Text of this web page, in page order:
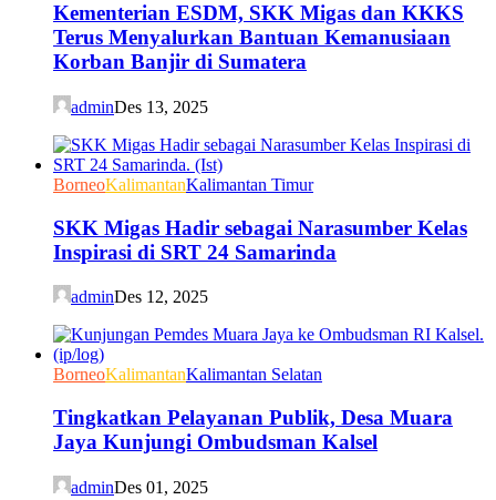
Kementerian ESDM, SKK Migas dan KKKS
Terus Menyalurkan Bantuan Kemanusiaan
Korban Banjir di Sumatera
adminDes 13, 2025
BorneoKalimantanKalimantan Timur
SKK Migas Hadir sebagai Narasumber Kelas
Inspirasi di SRT 24 Samarinda
adminDes 12, 2025
BorneoKalimantanKalimantan Selatan
Tingkatkan Pelayanan Publik, Desa Muara
Jaya Kunjungi Ombudsman Kalsel
adminDes 01, 2025